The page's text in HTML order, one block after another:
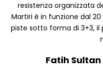
resistenza organizzata
Martiri è in funzione dal
piste sotto forma di 3+3, il
Fatih